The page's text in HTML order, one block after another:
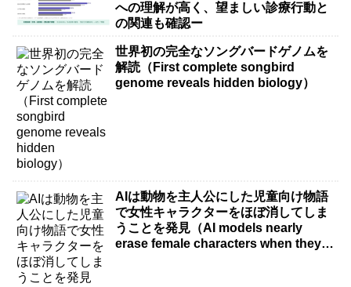
への理解が高く、望ましい診療行動と
の関連も確認ー
世界初の完全なソングバードゲノムを
解読（First complete songbird
genome reveals hidden biology）
AIは動物を主人公にした児童向け物語
で女性キャラクターをほぼ消してしま
うことを発見（AI models nearly
erase female characters when they